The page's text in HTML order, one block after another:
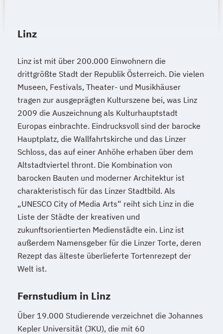
Linz
Linz ist mit über 200.000 Einwohnern die
drittgrößte Stadt der Republik Österreich. Die vielen
Museen, Festivals, Theater- und Musikhäuser
tragen zur ausgeprägten Kulturszene bei, was Linz
2009 die Auszeichnung als Kulturhauptstadt
Europas einbrachte. Eindrucksvoll sind der barocke
Hauptplatz, die Wallfahrtskirche und das Linzer
Schloss, das auf einer Anhöhe erhaben über dem
Altstadtviertel thront. Die Kombination von
barocken Bauten und moderner Architektur ist
charakteristisch für das Linzer Stadtbild. Als
„UNESCO City of Media Arts“ reiht sich Linz in die
Liste der Städte der kreativen und
zukunftsorientierten Medienstädte ein. Linz ist
außerdem Namensgeber für die Linzer Torte, deren
Rezept das älteste überlieferte Tortenrezept der
Welt ist.
Fernstudium in Linz
Über 19.000 Studierende verzeichnet die Johannes
Kepler Universität (JKU), die mit 60